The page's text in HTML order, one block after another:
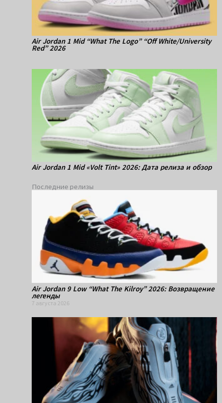
Air Jordan 1 Mid “What The Logo” “Off White/University
Red” 2026
Air Jordan 1 Mid «Volt Tint» 2026: Дата релиза и обзор
Последние релизы
Air Jordan 9 Low “What The Kilroy” 2026: Возвращение
легенды
7 августа 2026